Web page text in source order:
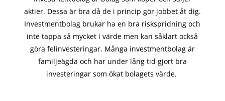
aktier. Dessa är bra då de i princip görjobbet åt dig.
Investmentbolag brukar ha en bra riskspridning och
inte tappa så mycket i värde men kan såklart också
göra felinvesteringar. Många investmentbolag är
familjeägda och har under lång tid gjort bra
investeringar som ökat bolagets värde.